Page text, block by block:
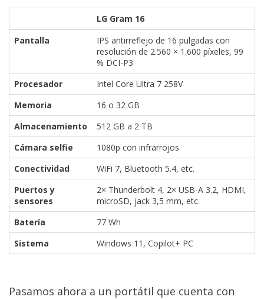
LG Gram 16
Pantalla
IPS antirreflejo de 16 pulgadas con
resolución de 2.560 × 1.600 píxeles, 99
% DCI-P3
Procesador
Intel Core Ultra 7 258V
Memoria
16 o 32 GB
Almacenamiento
512 GB a 2 TB
Cámara selfie
1080p con infrarrojos
Conectividad
WiFi 7, Bluetooth 5.4, etc.
Puertos y
sensores
2× Thunderbolt 4, 2× USB-A 3.2, HDMI,
microSD, jack 3,5 mm, etc.
Batería
77 Wh
Sistema
Windows 11, Copilot+ PC
Pasamos ahora a un portátil que cuenta con